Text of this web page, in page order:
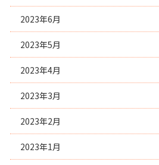
2023年6月
2023年5月
2023年4月
2023年3月
2023年2月
2023年1月